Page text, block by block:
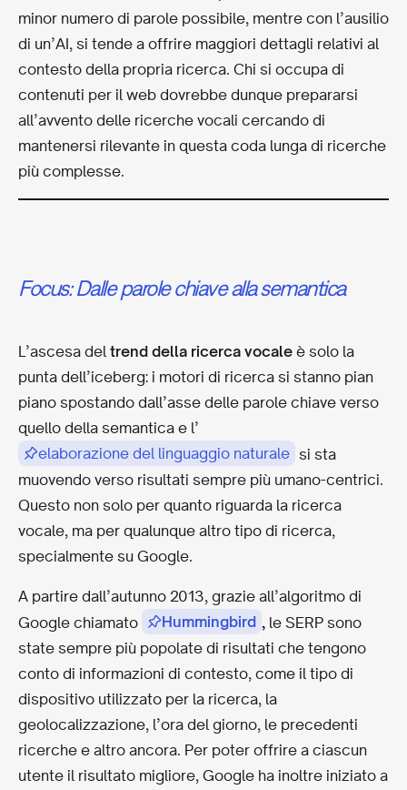
minor numero di parole possibile, mentre con l’ausilio
di un’AI, si tende a offrire maggiori dettagli relativi al
contesto della propria ricerca. Chi si occupa di
contenuti per il web dovrebbe dunque prepararsi
all’avvento delle ricerche vocali cercando di
mantenersi rilevante in questa coda lunga di ricerche
più complesse.
Focus: Dalle parole chiave alla semantica
L’ascesa del trend della ricerca vocale è solo la
punta dell’iceberg: i motori di ricerca si stanno pian
piano spostando dall’asse delle parole chiave verso
quello della semantica e l’
elaborazione del linguaggio naturale si sta
muovendo verso risultati sempre più umano-centrici.
Questo non solo per quanto riguarda la ricerca
vocale, ma per qualunque altro tipo di ricerca,
specialmente su Google.
A partire dall’autunno 2013, grazie all’algoritmo di
Google chiamato
Hummingbird , le SERP sono
state sempre più popolate di risultati che tengono
conto di informazioni di contesto, come il tipo di
dispositivo utilizzato per la ricerca, la
geolocalizzazione, l’ora del giorno, le precedenti
ricerche e altro ancora. Per poter offrire a ciascun
utente il risultato migliore, Google ha inoltre iniziato a